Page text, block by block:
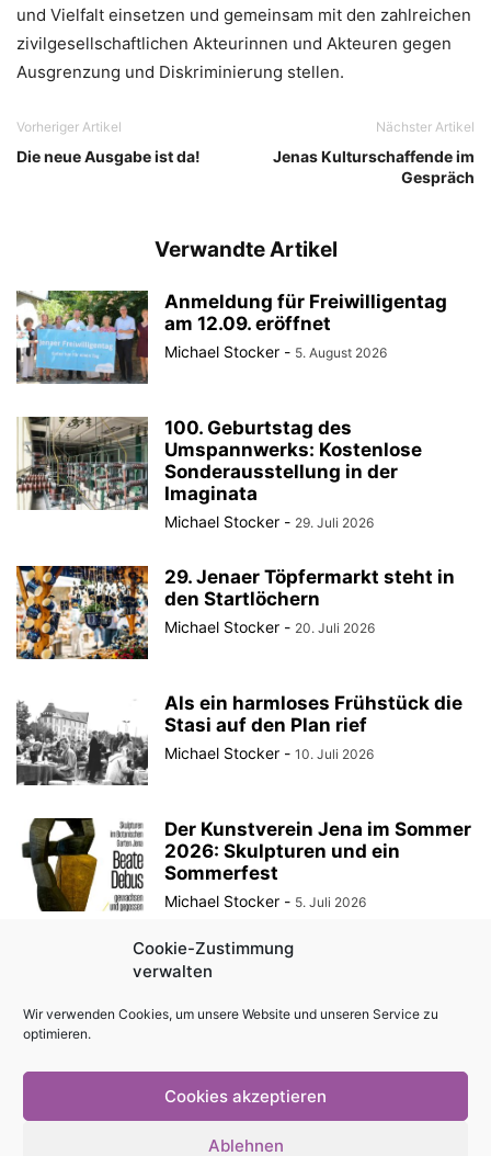
Cookie-Zustimmung
verwalten
Wir verwenden Cookies, um unsere Website und unseren Service zu
optimieren.
Cookies akzeptieren
Ablehnen
und Vielfalt einsetzen und gemeinsam mit den zahlreichen
zivilgesellschaftlichen Akteurinnen und Akteuren gegen
Ausgrenzung und Diskriminierung stellen.
Vorheriger Artikel
Die neue Ausgabe ist da!
Nächster Artikel
Jenas Kulturschaffende im
Gespräch
Verwandte Artikel
Anmeldung für Freiwilligentag
am 12.09. eröffnet
Michael Stocker - 5. August 2026
100. Geburtstag des
Umspannwerks: Kostenlose
Sonderausstellung in der
Imaginata
Michael Stocker - 29. Juli 2026
29. Jenaer Töpfermarkt steht in
den Startlöchern
Michael Stocker - 20. Juli 2026
Als ein harmloses Frühstück die
Stasi auf den Plan rief
Michael Stocker - 10. Juli 2026
Der Kunstverein Jena im Sommer
2026: Skulpturen und ein
Sommerfest
Michael Stocker - 5. Juli 2026
Crowdfunding: Eine neue Kugel
für das Imaginata-Dach!
Michael Stocker 29. Juni 2026
Impressum Kontakt Magazin als PDF Mediadaten